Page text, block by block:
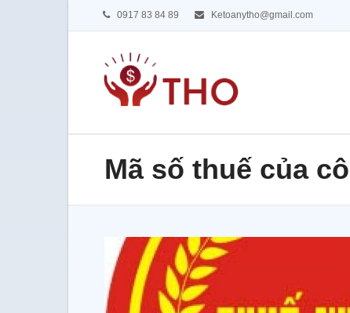
0917 83 84 89 Ketoanytho@gmail.com
Mã số thuế của